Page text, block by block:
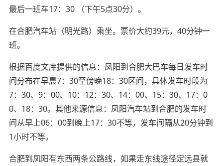
最后一班车17：30 （下午5点30分）。
在合肥汽车站（明光路）乘坐。票价大约39元，40分钟一
班。
根据百度文库提供的信息：凤阳到合肥大巴车每日发车时
间分布在早晨7：30至傍晚18：30区间，具体发车时段为
7：30、9：00、10：12：30、14：00、15：30、17：0
0、18：30。其他来源信息：凤阳汽车站到合肥的发车时
间从早上06：00到晚上17：30不等，发车间隔从20分钟到
1小时不等。
合肥到凤阳有东西两条公路线，如果走东线途径定远县就